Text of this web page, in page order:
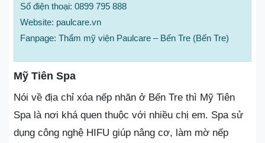
Số điện thoại: 0899 795 888
Website: paulcare.vn
Fanpage: Thẩm mỹ viện Paulcare – Bến Tre (Bến Tre)
Mỹ Tiên Spa
Nói về địa chỉ xóa nếp nhăn ở Bến Tre thì Mỹ Tiên
Spa là nơi khá quen thuộc với nhiều chị em. Spa sử
dụng công nghệ HIFU giúp nâng cơ, làm mờ nếp